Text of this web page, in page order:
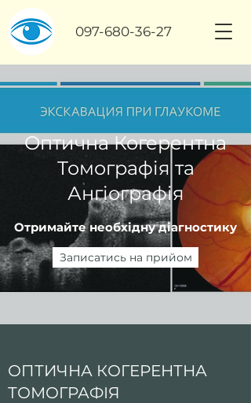
097-680-36-27
Оптична Когерентна
Томографія та
Ангіографія
Отримайте необхідну діагностику
Записатись на прийом
ОПТИЧНА КОГЕРЕНТНА
ТОМОГРАФІЯ